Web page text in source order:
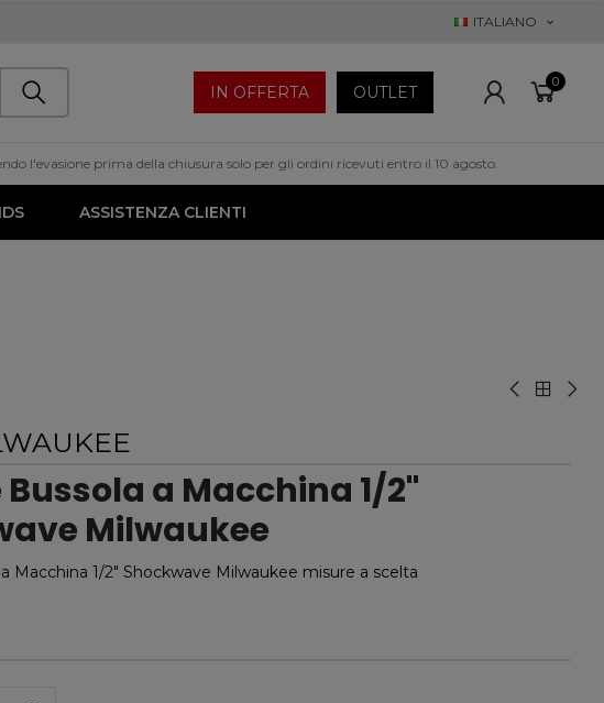
ITALIANO
IN OFFERTA OUTLET
0
l'evasione prima della chiusura solo per gli ordini ricevuti entro il 10 agosto.
ASSISTENZA CLIENTI
a Macchina 1/2"
Milwaukee
Macchina 1/2" Shockwave Milwaukee misure a scelta